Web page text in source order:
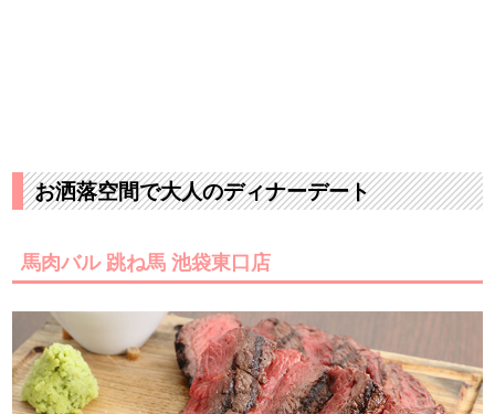
お洒落空間で大人のディナーデート
馬肉バル 跳ね馬 池袋東口店